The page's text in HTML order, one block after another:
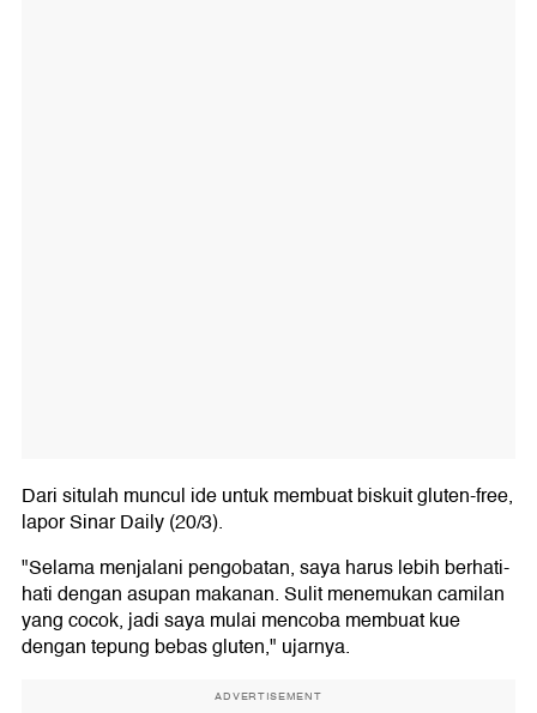
Dari situlah muncul ide untuk membuat biskuit gluten-free,
lapor Sinar Daily (20/3).
"Selama menjalani pengobatan, saya harus lebih berhati-
hati dengan asupan makanan. Sulit menemukan camilan
yang cocok, jadi saya mulai mencoba membuat kue
dengan tepung bebas gluten," ujarnya.
ADVERTISEMENT